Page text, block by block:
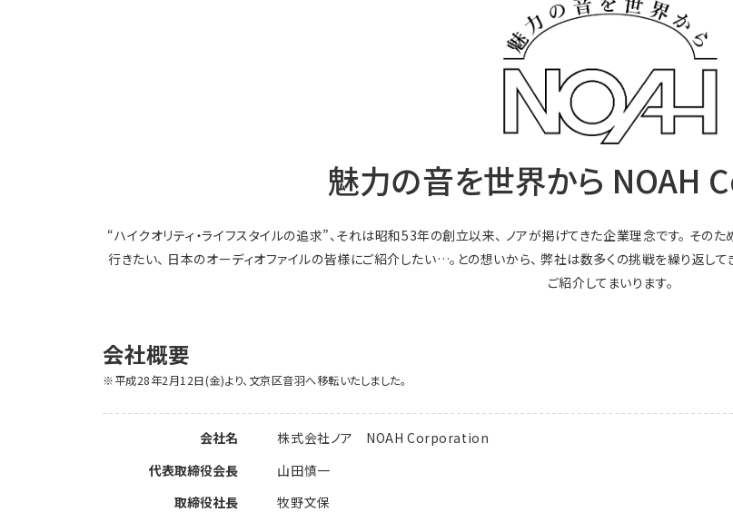
魅力の音を世界から NOAH
“ハイクオリティ・ライフスタイルの追求”、それは昭和53年の創立以来、 ノアが掲げてきた企業理念です。 そ
行きたい、 日本のオーディオファイルの皆様にご紹介したい…。との想いから、 弊社は数多くの挑戦を繰り返し
ご紹介してまいります。
会社概要
※平成28年2月12日(金)より、文京区音羽へ移転いたしました。
会社名
株式会社ノア NOAH Corporation
代表取締役会長
山田慎一
取締役社長
牧野文保